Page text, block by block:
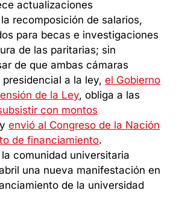
actualizaciones
recomposición de salarios,
para becas e investigaciones
de las paritarias; sin
de que ambas cámaras
a la ley,el Gobierno
de la Ley, obliga a las
con montos
yenvió al Congreso de la Nación
de financiamiento.
comunidad universitaria
una nueva manifestación en
de la universidad